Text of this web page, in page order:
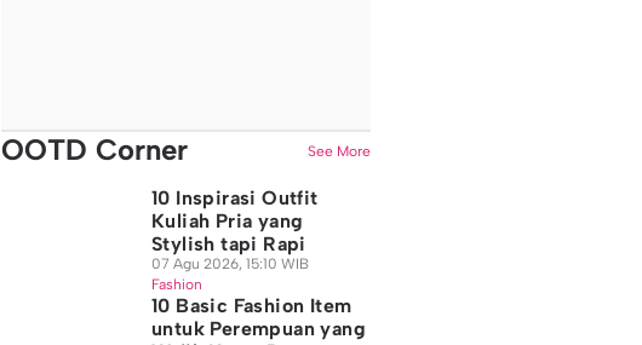
OOTD Corner See More
10 Inspirasi Outfit
Kuliah Pria yang
Stylish tapi Rapi
07 Agu 2026, 15:10 WIB
Fashion
10 Basic Fashion Item
untuk Perempuan yang